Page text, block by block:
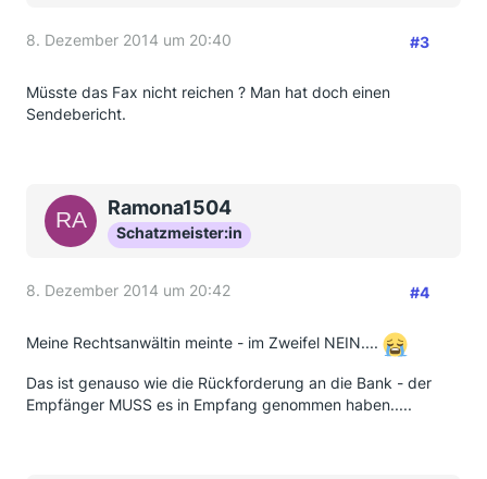
8. Dezember 2014 um 20:40 #3
Müsste das Fax nicht reichen ? Man hat doch einen
Sendebericht.
Ramona1504
Schatzmeister:in
8. Dezember 2014 um 20:42 #4
Meine Rechtsanwältin meinte - im Zweifel NEIN....
Das ist genauso wie die Rückforderung an die Bank - der
Empfänger MUSS es in Empfang genommen haben.....